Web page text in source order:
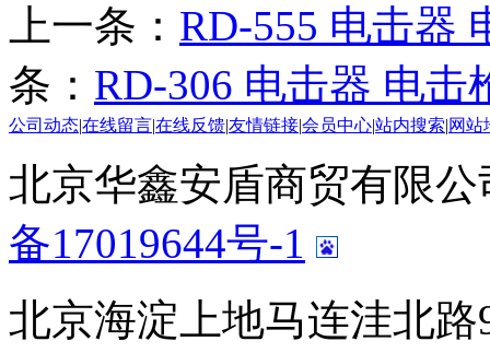
上一条： RD-555 电击器
条： RD-306 电击器 电击
公司动态|在线留言|在线反馈|友情链接|会员中心|站内搜索|网站
北京华鑫安盾商贸有限
备17019644号-1
北京海淀上地马连洼北